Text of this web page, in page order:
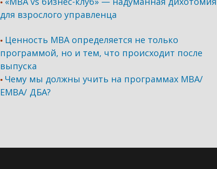
•
для взрослого управленца
• Ценность MBA определяется не только
программой, но и тем, что происходит после
выпуска
• Чему мы должны учить на программах МВА/
ЕМВА/ ДБА?